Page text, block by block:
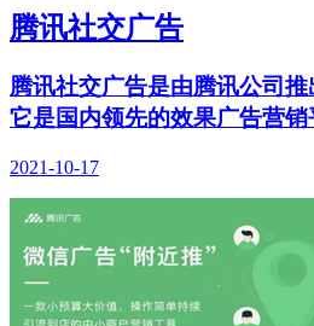
腾讯社交广告
腾讯社交广告是由腾讯公司推
它是国内领先的效果广告营销
2021-10-17